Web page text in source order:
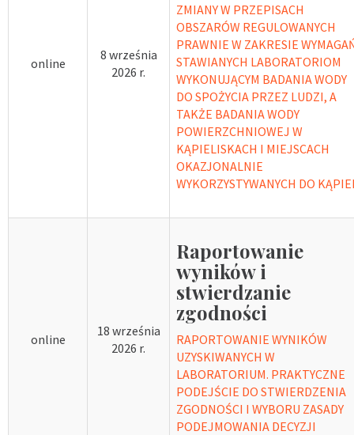
online
8 września
2026 r.
ZMIANY W PRZEPISACH
OBSZARÓW REGULOWANYCH
PRAWNIE W ZAKRESIE
STAWIANYCH LABORATORIOM
WYKONUJĄCYM BADANIA WODY
DO SPOŻYCIA PRZEZ LUDZI, A
TAKŻE BADANIA WODY
POWIERZCHNIOWEJ W
KĄPIELISKACH I MIEJSCACH
OKAZJONALNIE
WYKORZYSTYWANYCH DO
online
18 września
2026 r.
Raportowanie
wyników i
stwierdzanie
zgodności
RAPORTOWANIE WYNIKÓW
UZYSKIWANYCH W
LABORATORIUM. PRAKTYCZNE
PODEJŚCIE DO STWIERDZENIA
ZGODNOŚCI I WYBORU ZASADY
PODEJMOWANIA DECYZJI